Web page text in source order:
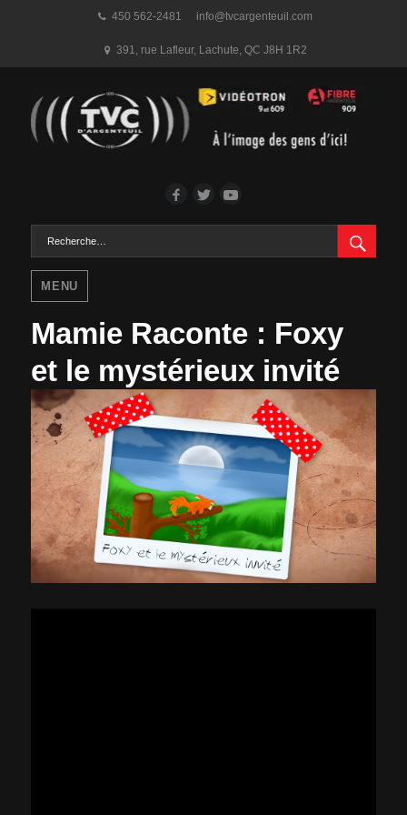
450 562-2481 info@tvcargenteuil.com
391, rue Lafleur, Lachute, QC J8H 1R2
Facebook
TwitterYouTube
Rechercher :
MENU
Mamie Raconte : Foxy
et le mystérieux invité